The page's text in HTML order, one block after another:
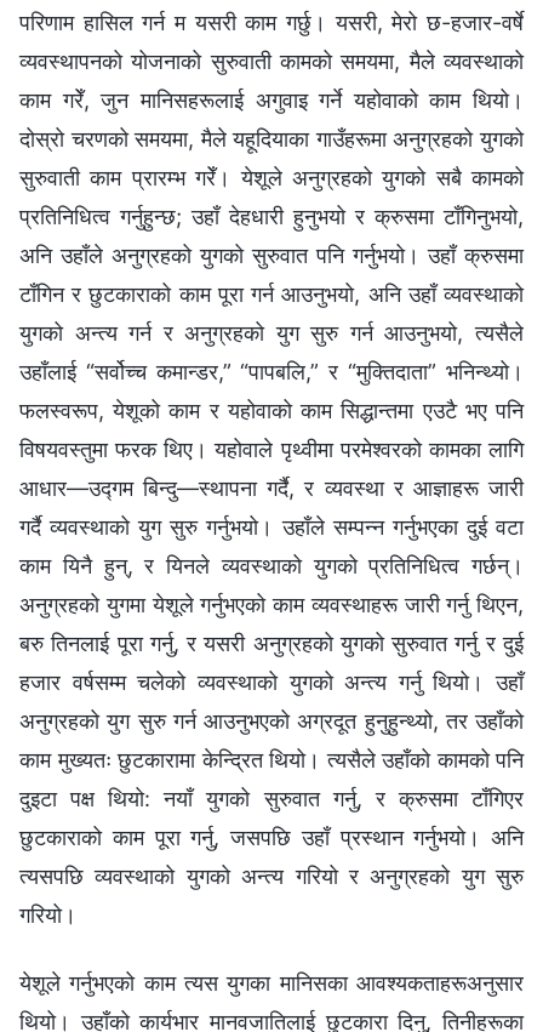
परिणाम हासिल गर्न म यसरी काम गर्छु। यसरी, मेरो छ-हजार-वर्षे
व्यवस्थापनको योजनाको सुरुवाती कामको समयमा, मैले व्यवस्थाको
काम गरेँ, जुन मानिसहरूलाई अगुवाइ गर्ने यहोवाको काम थियो।
दोस्रो चरणको समयमा, मैले यहूदियाका गाउँहरूमा अनुग्रहको युगको
सुरुवाती काम प्रारम्भ गरेँ। येशूले अनुग्रहको युगको सबै कामको
प्रतिनिधित्व गर्नुहुन्छ; उहाँ देहधारी हुनुभयो र क्रुसमा टाँगिनुभयो,
अनि उहाँले अनुग्रहको युगको सुरुवात पनि गर्नुभयो। उहाँ क्रुसमा
टाँगिन र छुटकाराको काम पूरा गर्न आउनुभयो, अनि उहाँ व्यवस्थाको
युगको अन्त्य गर्न र अनुग्रहको युग सुरु गर्न आउनुभयो, त्यसैले
उहाँलाई “सर्वोच्च कमान्डर,” “पापबलि,” र “मुक्तिदाता” भनिन्थ्यो।
फलस्वरूप, येशूको काम र यहोवाको काम सिद्धान्तमा एउटै भए पनि
विषयवस्तुमा फरक थिए। यहोवाले पृथ्वीमा परमेश्‍वरको कामका लागि
आधार—उद्गम बिन्दु—स्थापना गर्दै, र व्यवस्था र आज्ञाहरू जारी
गर्दै व्यवस्थाको युग सुरु गर्नुभयो। उहाँले सम्पन्न गर्नुभएका दुई वटा
काम यिनै हुन्, र यिनले व्यवस्थाको युगको प्रतिनिधित्व गर्छन्।
अनुग्रहको युगमा येशूले गर्नुभएको काम व्यवस्थाहरू जारी गर्नु थिएन,
बरु तिनलाई पूरा गर्नु, र यसरी अनुग्रहको युगको सुरुवात गर्नु र दुई
हजार वर्षसम्म चलेको व्यवस्थाको युगको अन्त्य गर्नु थियो। उहाँ
अनुग्रहको युग सुरु गर्न आउनुभएको अग्रदूत हुनुहुन्थ्यो, तर उहाँको
काम मुख्यतः छुटकारामा केन्द्रित थियो। त्यसैले उहाँको कामको पनि
दुइटा पक्ष थियो: नयाँ युगको सुरुवात गर्नु, र क्रुसमा टाँगिएर
छुटकाराको काम पूरा गर्नु, जसपछि उहाँ प्रस्थान गर्नुभयो। अनि
त्यसपछि व्यवस्थाको युगको अन्त्य गरियो र अनुग्रहको युग सुरु
गरियो।
येशूले गर्नुभएको काम त्यस युगका मानिसका आवश्यकताहरूअनुसार
थियो। उहाँको कार्यभार मानवजातिलाई छुटकारा दिनु, तिनीहरूका